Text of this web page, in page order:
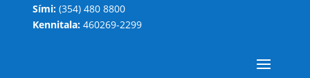
Sími:(354) 480 8800
Kennitala:460269-2299